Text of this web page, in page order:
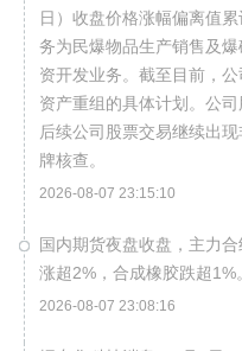
日）收盘价格涨幅偏离值
务为民爆物品生产销售及
资开发业务。截至目前，
资产重组的具体计划。公
后续公司股票交易继续出
牌核查。
2026-08-07 23:15:10
国内期货夜盘收盘，主力
涨超2%，合成橡胶跌超1%。
2026-08-07 23:08:16